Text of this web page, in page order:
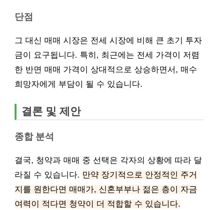
단점
그 대신 매매 시장은 전세 시장에 비해 큰 초기 투자
금이 요구됩니다. 특히, 최근에는 전세 가격이 저렴
한 반면 매매 가격이 상대적으로 상승하면서, 매수
희망자에게 부담이 될 수 있습니다.
결론 및 제안
종합 분석
결국, 청약과 매매 중 선택은 각자의 상황에 따라 달
라질 수 있습니다. 만약 장기적으로 안정적인 주거
지를 원한다면 매매가, 신혼부부나 젊은 층이 자금
여력이 적다면 청약이 더 적합할 수 있습니다.